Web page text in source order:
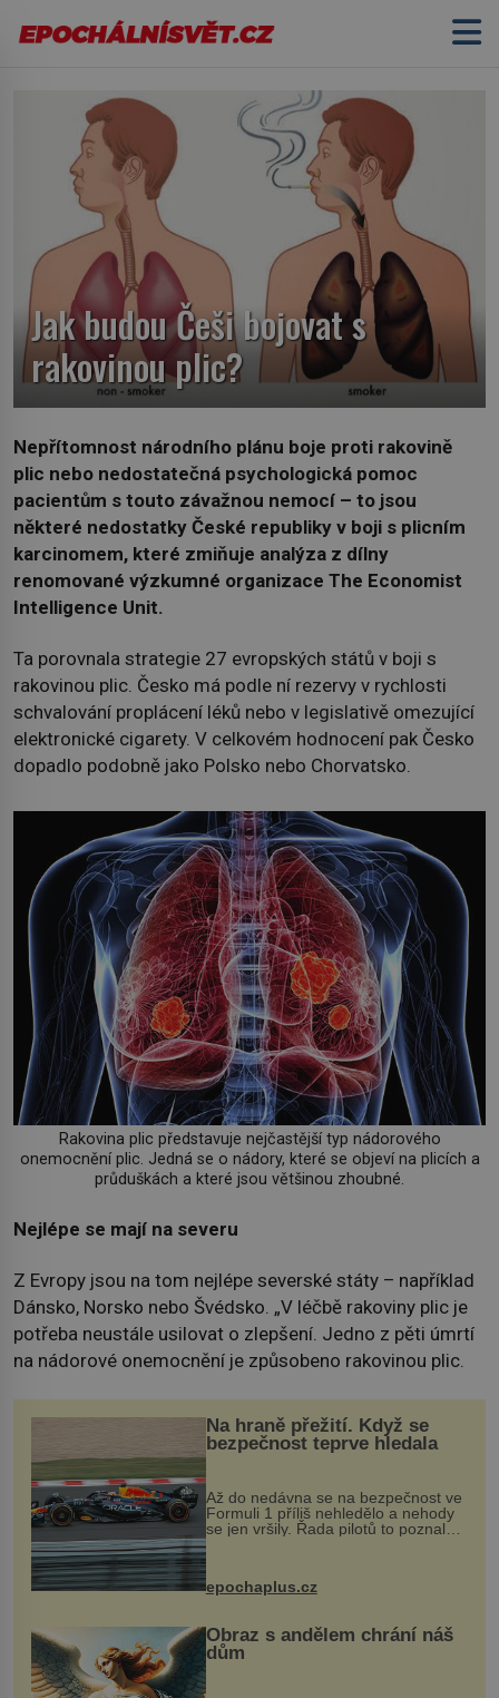
Jak budou Češi bojovat s
rakovinou plic?
Nepřítomnost národního plánu boje proti rakovině
plic nebo nedostatečná psychologická pomoc
pacientům s touto závažnou nemocí – to jsou
některé nedostatky České republiky v boji s plicním
karcinomem, které zmiňuje analýza z dílny
renomované výzkumné organizace The Economist
Intelligence Unit.
Ta porovnala strategie 27 evropských států v boji s
rakovinou plic. Česko má podle ní rezervy v rychlosti
schvalování proplácení léků nebo v legislativě omezující
elektronické cigarety. V celkovém hodnocení pak Česko
dopadlo podobně jako Polsko nebo Chorvatsko.
Rakovina plic představuje nejčastější typ nádorového
onemocnění plic. Jedná se o nádory, které se objeví na plicích a
průduškách a které jsou většinou zhoubné.
Nejlépe se mají na severu
Z Evropy jsou na tom nejlépe severské státy – například
Dánsko, Norsko nebo Švédsko. „V léčbě rakoviny plic je
potřeba neustále usilovat o zlepšení. Jedno z pěti úmrtí
na nádorové onemocnění je způsobeno rakovinou plic.
Na hraně přežití. Když se
bezpečnost teprve hledala
Až do nedávna se na bezpečnost ve
Formuli 1 příliš nehledělo a nehody
se jen vršily. Řada pilotů to poznala
na vlastní kůži, často s trvalými
následky nebo bohužel i ztrátou
života. Dnes nepochopiteln...
epochaplus.cz
Obraz s andělem chrání náš
dům